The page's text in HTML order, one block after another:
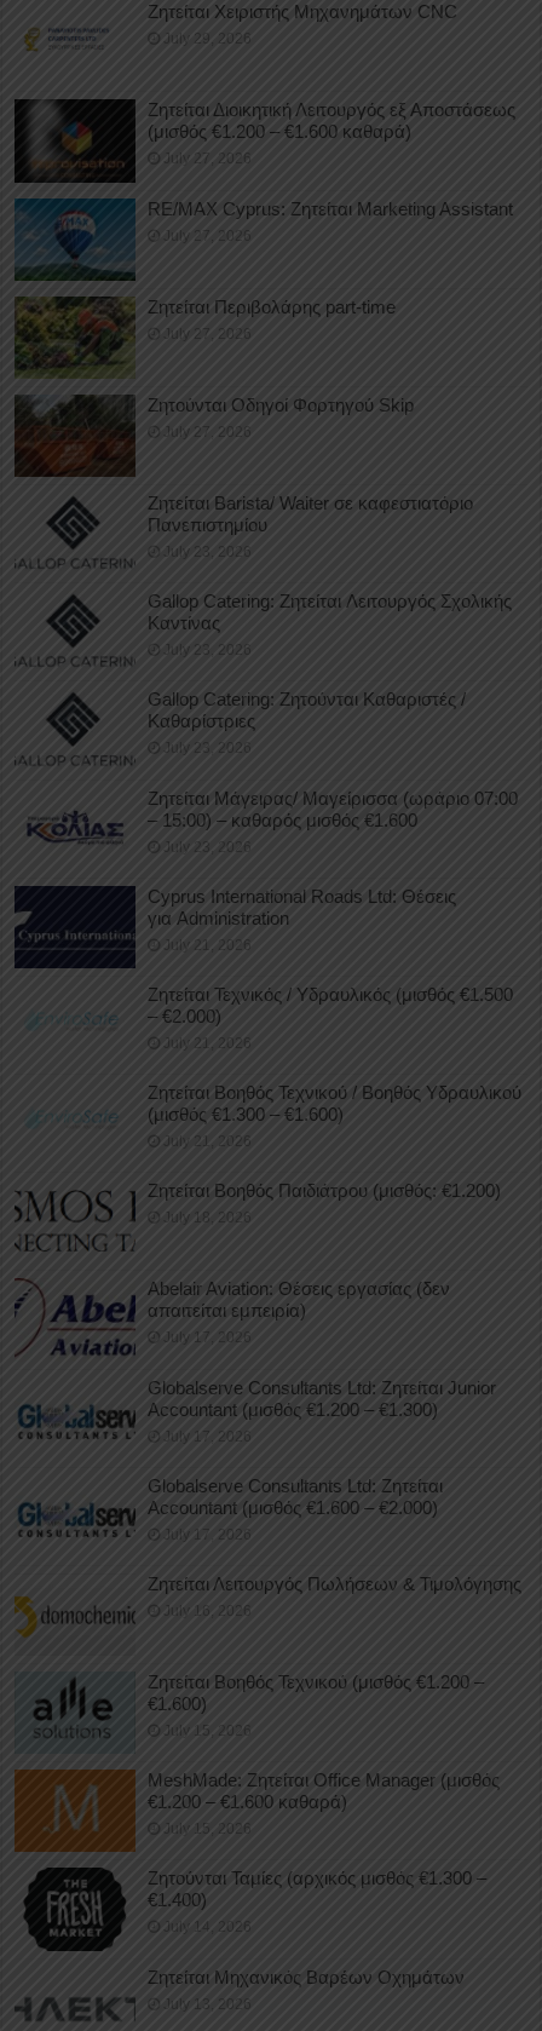
Ζητείται Χειριστής Μηχανημάτων CNC
July 29, 2026
Ζητείται Διοικητική Λειτουργός εξ Αποστάσεως
(μισθός €1.200 – €1.600 καθαρά)
July 27, 2026
RE/MAX Cyprus: Ζητείται Marketing Assistant
July 27, 2026
Ζητείται Περιβολάρης part-time
July 27, 2026
Ζητούνται Οδηγοί Φορτηγού Skip
July 27, 2026
Ζητείται Barista/ Waiter σε καφεστιατόριο
Πανεπιστημίου
July 23, 2026
Gallop Catering: Ζητείται Λειτουργός Σχολικής
Καντίνας
July 23, 2026
Gallop Catering: Ζητούνται Καθαριστές /
Καθαρίστριες
July 23, 2026
Ζητείται Μάγειρας/ Μαγείρισσα (ωράριο 07:00
– 15:00) – καθαρός μισθός €1.600
July 23, 2026
Cyprus International Roads Ltd: Θέσεις
για Administration
July 21, 2026
Ζητείται Τεχνικός / Υδραυλικός (μισθός €1.500
– €2.000)
July 21, 2026
Ζητείται Βοηθός Τεχνικού / Βοηθός Υδραυλικού
(μισθός €1.300 – €1.600)
July 21, 2026
Ζητείται Βοηθός Παιδιάτρου (μισθός: €1.200)
July 18, 2026
Abelair Aviation: Θέσεις εργασίας (δεν
απαιτείται εμπειρία)
July 17, 2026
Globalserve Consultants Ltd: Ζητείται Junior
Accountant (μισθός €1.200 – €1.300)
July 17, 2026
Globalserve Consultants Ltd: Ζητείται
Accountant (μισθός €1.600 – €2.000)
July 17, 2026
Ζητείται Λειτουργός Πωλήσεων & Τιμολόγησης
July 16, 2026
Ζητείται Βοηθός Τεχνικού (μισθός €1.200 –
€1.600)
July 15, 2026
MeshMade: Ζητείται Office Manager (μισθός
€1.200 – €1.600 καθαρά)
July 15, 2026
Ζητούνται Ταμίες (αρχικός μισθός €1.300 –
€1.400)
July 14, 2026
Ζητείται Μηχανικός Βαρέων Οχημάτων
July 13, 2026